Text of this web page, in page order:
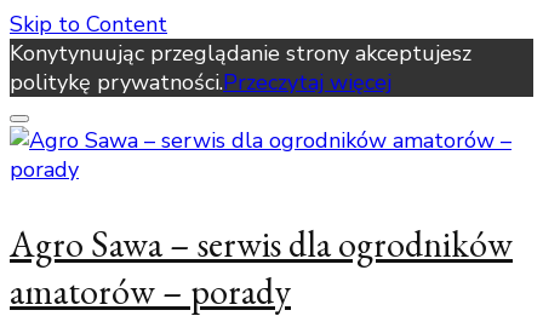
Skip to Content
Konytynuując przeglądanie strony akceptujesz
politykę prywatności.Przeczytaj więcej
Agro Sawa – serwis dla ogrodników
amatorów – porady